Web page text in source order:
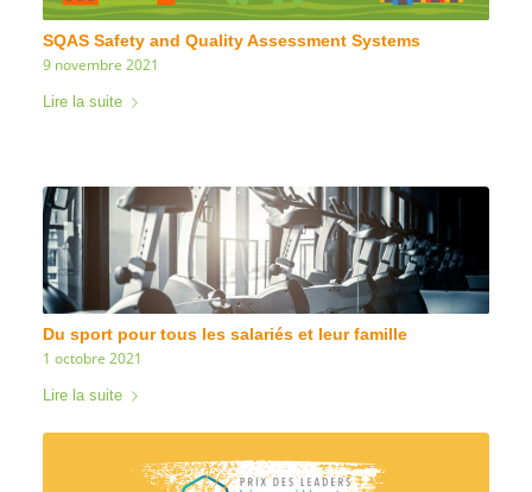
SQAS Safety and Quality Assessment Systems
9 novembre 2021
Lire la suite
Du sport pour tous les salariés et leur famille
1 octobre 2021
Lire la suite